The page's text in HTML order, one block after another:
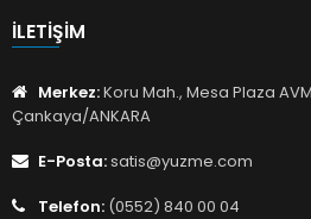
İLETIŞIM
Merkez:Koru Mah., Mesa Plaza
Çankaya/ANKARA
E-Posta:satis@yuzme.com
Telefon: (0552) 840 00 04